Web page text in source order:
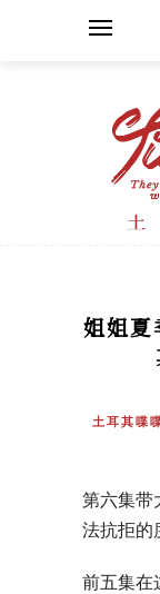
姐姐
土耳其喋
第六集带
法抗拒的
前五集在